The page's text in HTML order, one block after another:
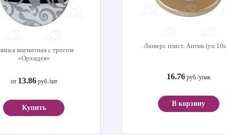
магнитная с тросом
«Орхидея»
от 13.86руб./шт
Купить
Люверс пласт. Антик (уп
16.76руб./упак
В корзину